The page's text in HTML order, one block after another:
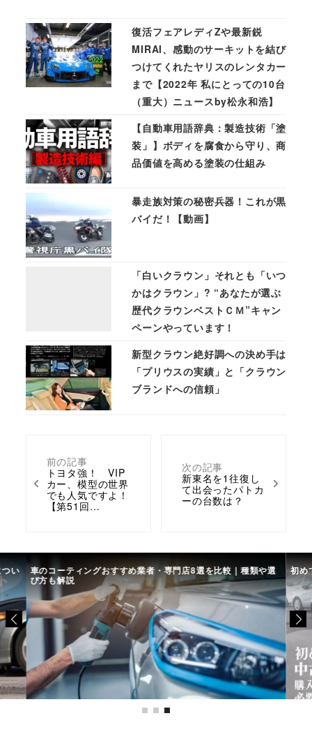
前の記事
トヨタ強！ VIP
カー、模型の世界
でも人気ですよ！
【第51回…
次の記事
新東名を1往復し
て出会ったパトカ
ーの台数は？
復活フェアレディZや最新鋭
MIRAI、感動のサーキットを結び
つけてくれたヤリスのレンタカー
まで【2022年 私にとっての10台
（重大）ニュースby松永和浩】
【自動車用語辞典：製造技術「塗
装」】ボディを腐食から守り、商
品価値を高める塗装の仕組み
暴走族対策の秘密兵器！これが黒
バイだ！【動画】
「白いクラウン」それとも「いつ
かはクラウン」? “あなたが選ぶ
歴代クラウンベストＣＭ”キャン
ペーンやっています！
新型クラウン絶好調への決め手は
「プリウスの実績」と「クラウン
ブランドへの信頼」
い 車のコーティングおすすめ業者・専門店8選を比較｜種類や選
び方も解説
初め